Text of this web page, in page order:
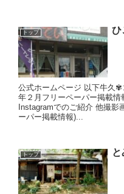
トップ ひ
公式ホームページ 以下牛久✾
年２月フリーペーパー掲載
Instagramでのご紹介 他撮
ーパー掲載情報)...
トップ